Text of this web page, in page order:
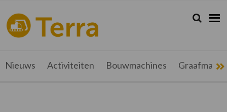
de
hoofdnavigatie
de
hoofd
inhoud
de
eerste
sidebar
de
voettekst
terramag.be
Alles
over
en
Zoeken...
Zoek
Nieuws Activiteiten Bouwmachines